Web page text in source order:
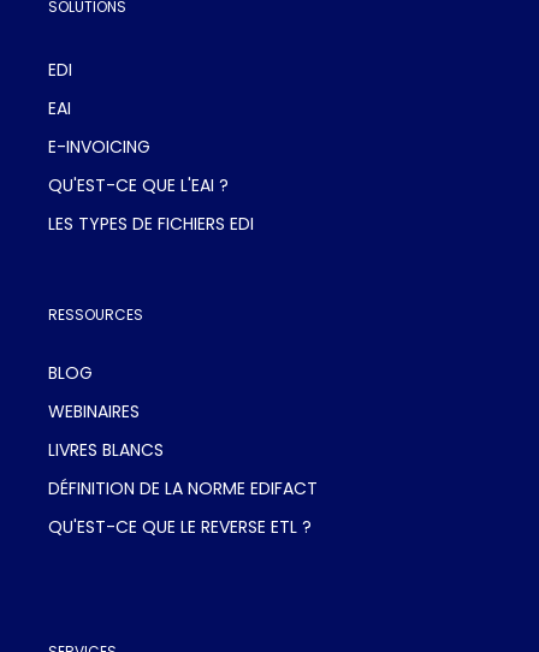
SOLUTIONS
EDI
EAI
E-INVOICING
QU'EST-CE QUE L'EAI ?
LES TYPES DE FICHIERS EDI
RESSOURCES
BLOG
WEBINAIRES
LIVRES BLANCS
DÉFINITION DE LA NORME EDIFACT
QU'EST-CE QUE LE REVERSE ETL ?